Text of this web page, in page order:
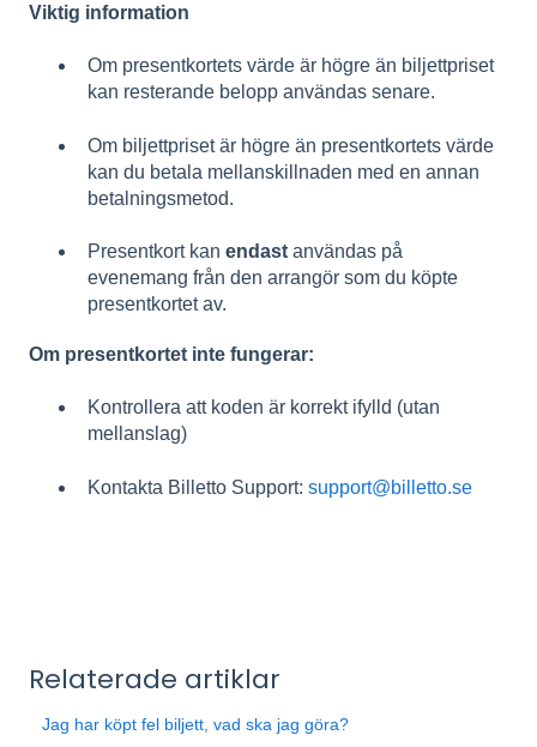
Viktig information
Om presentkortets värde är högre än biljettpriset
kan resterande belopp användas senare.
Om biljettpriset är högre än presentkortets värde
kan du betala mellanskillnaden med en annan
betalningsmetod.
Presentkort kan endast användas på
evenemang från den arrangör som du köpte
presentkortet av.
Om presentkortet inte fungerar:
Kontrollera att koden är korrekt ifylld (utan
mellanslag)
Kontakta Billetto Support: support@billetto.se
Relaterade artiklar
Jag har köpt fel biljett, vad ska jag göra?